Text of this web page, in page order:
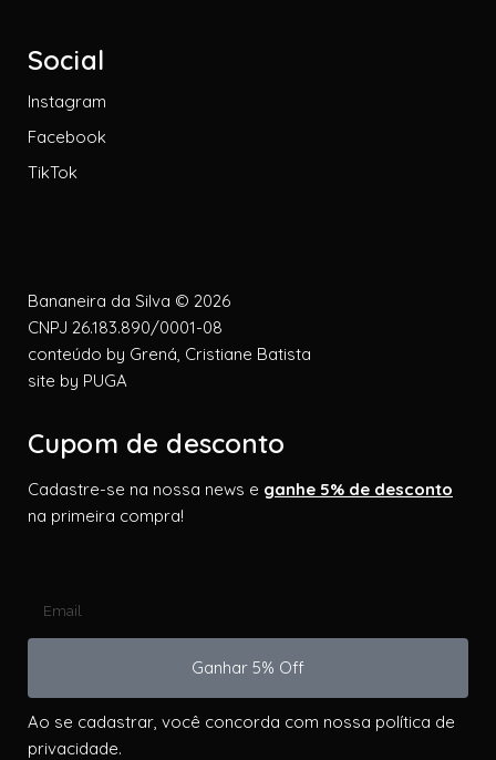
Social
Instagram
Facebook
TikTok
Bananeira da Silva © 2026
CNPJ 26.183.890/0001-08
conteúdo by Grená, Cristiane Batista
site by PUGA
Cupom de desconto
Cadastre-se na nossa news e ganhe 5% de desconto
na primeira compra!
Ganhar 5% Off
Ao se cadastrar, você concorda com nossa política de
privacidade.